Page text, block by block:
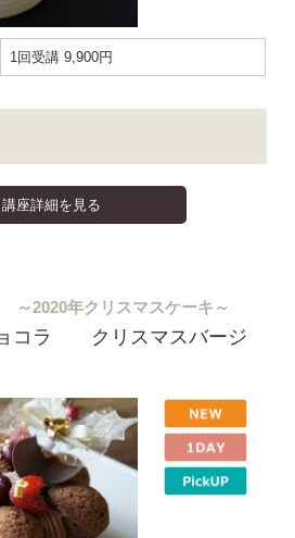
1回受講 9,900円
講座詳細を見る
～2020年クリスマスケーキ～
コラ クリスマスバージ